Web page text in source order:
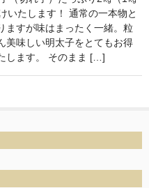
いたします！ 通常の一本物と
ますが味はまったく一緒。粒
美味しい明太子をとてもお得
します。 そのまま […]